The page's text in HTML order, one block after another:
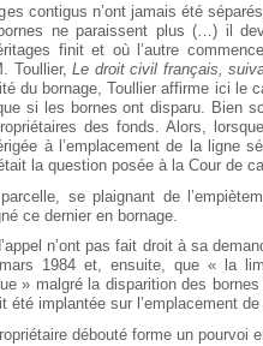
contigus n’ont jamais été
ne paraissent plus (…) il
finit et où l’autre
Toullier, Le droit civil français,
du bornage, Toullier affirme ici le
si les bornes ont disparu. Bien
des fonds. Alors,
à l’emplacement de la ligne
la question posée à la Cour de
se plaignant de
ce dernier en bornage.
n’ont pas fait droit à sa
1984 et, ensuite, que « la
» malgré la disparition des
été implantée sur l’emplacement
débouté forme un pourvoi